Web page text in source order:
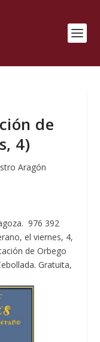
de
4)
Aragón
976 392
el viernes, 4,
de Orbego
Gratuita,